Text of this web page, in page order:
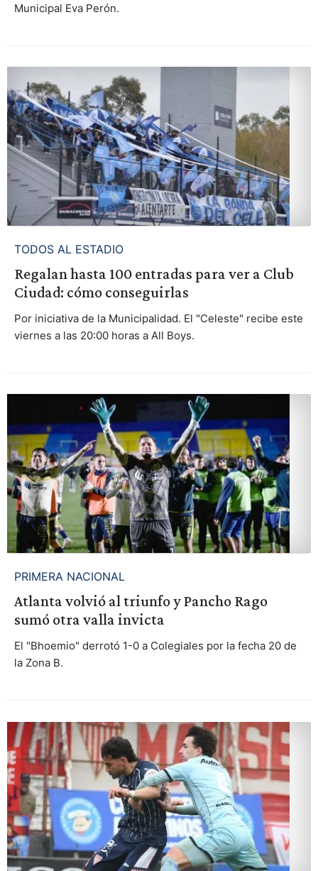
Municipal Eva Perón.
TODOS AL ESTADIO
Regalan hasta 100 entradas para ver a Club
Ciudad: cómo conseguirlas
Por iniciativa de la Municipalidad. El "Celeste" recibe este
viernes a las 20:00 horas a All Boys.
PRIMERA NACIONAL
Atlanta volvió al triunfo y Pancho Rago
sumó otra valla invicta
El "Bhoemio" derrotó 1-0 a Colegiales por la fecha 20 de
la Zona B.